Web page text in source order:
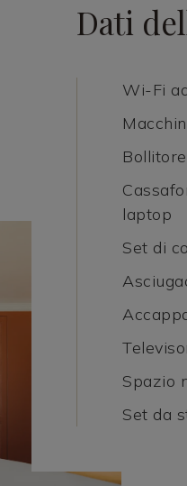
Dati
Wi-Fi
Bollitore
laptop
Set di
Spazio
Set da